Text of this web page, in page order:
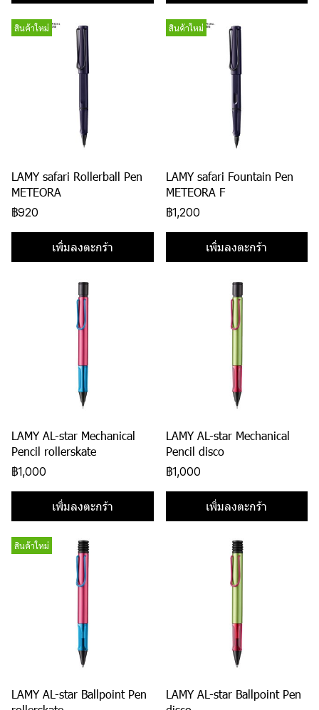
สินค้าใหม่
LAMY safari Rollerball Pen
METEORA
฿920
เพิ่มลงตะกร้า
สินค้าใหม่
LAMY safari Fountain Pen
METEORA F
฿1,200
เพิ่มลงตะกร้า
LAMY AL-star Mechanical
Pencil rollerskate
฿1,000
เพิ่มลงตะกร้า
LAMY AL-star Mechanical
Pencil disco
฿1,000
เพิ่มลงตะกร้า
สินค้าใหม่
LAMY AL-star Ballpoint Pen
LAMY AL-star Ballpoint Pen